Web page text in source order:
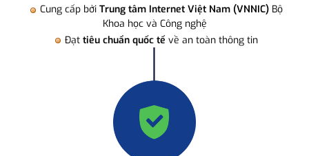
Cung cấp bởi Trung tâm Internet Việt Nam (VNNIC) Bộ
Khoa học và Công nghệ
Đạt tiêu chuẩn quốc tế về an toàn thông tin